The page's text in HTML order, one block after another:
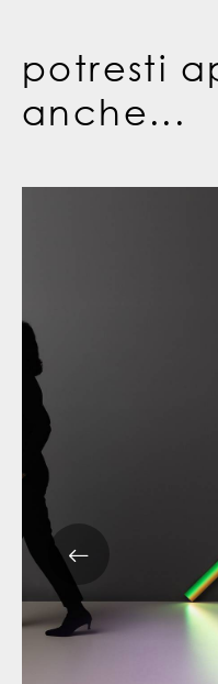
potresti
anche...